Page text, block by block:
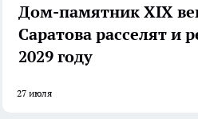
Дом-памятник XIX
Саратова расселят и
2029 году
27 июля